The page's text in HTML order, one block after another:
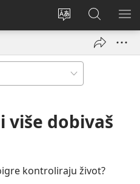
Promijeni
Prijava
(otvara
prozor)
JW.ORG
|
Pretraga
više dobivaš
kontroliraju život?